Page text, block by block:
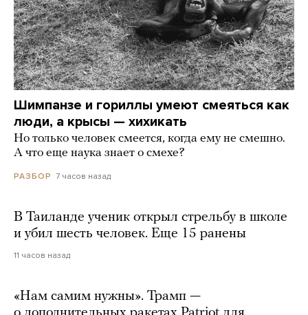
Шимпанзе и гориллы умеют смеяться как
люди, а крысы — хихикать
Но только человек смеется, когда ему не смешно.
А что еще наука знает о смехе?
РАЗБОР 7 часов назад
В Таиланде ученик открыл стрельбу в школе
и убил шесть человек. Еще 15 ранены
11 часов назад
«Нам самим нужны». Трамп —